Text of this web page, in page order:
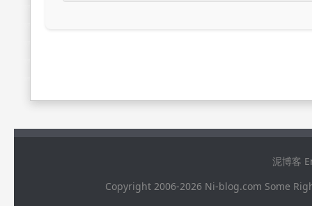
泥博客
Copyright 2006-2026 Ni-blog.com Some